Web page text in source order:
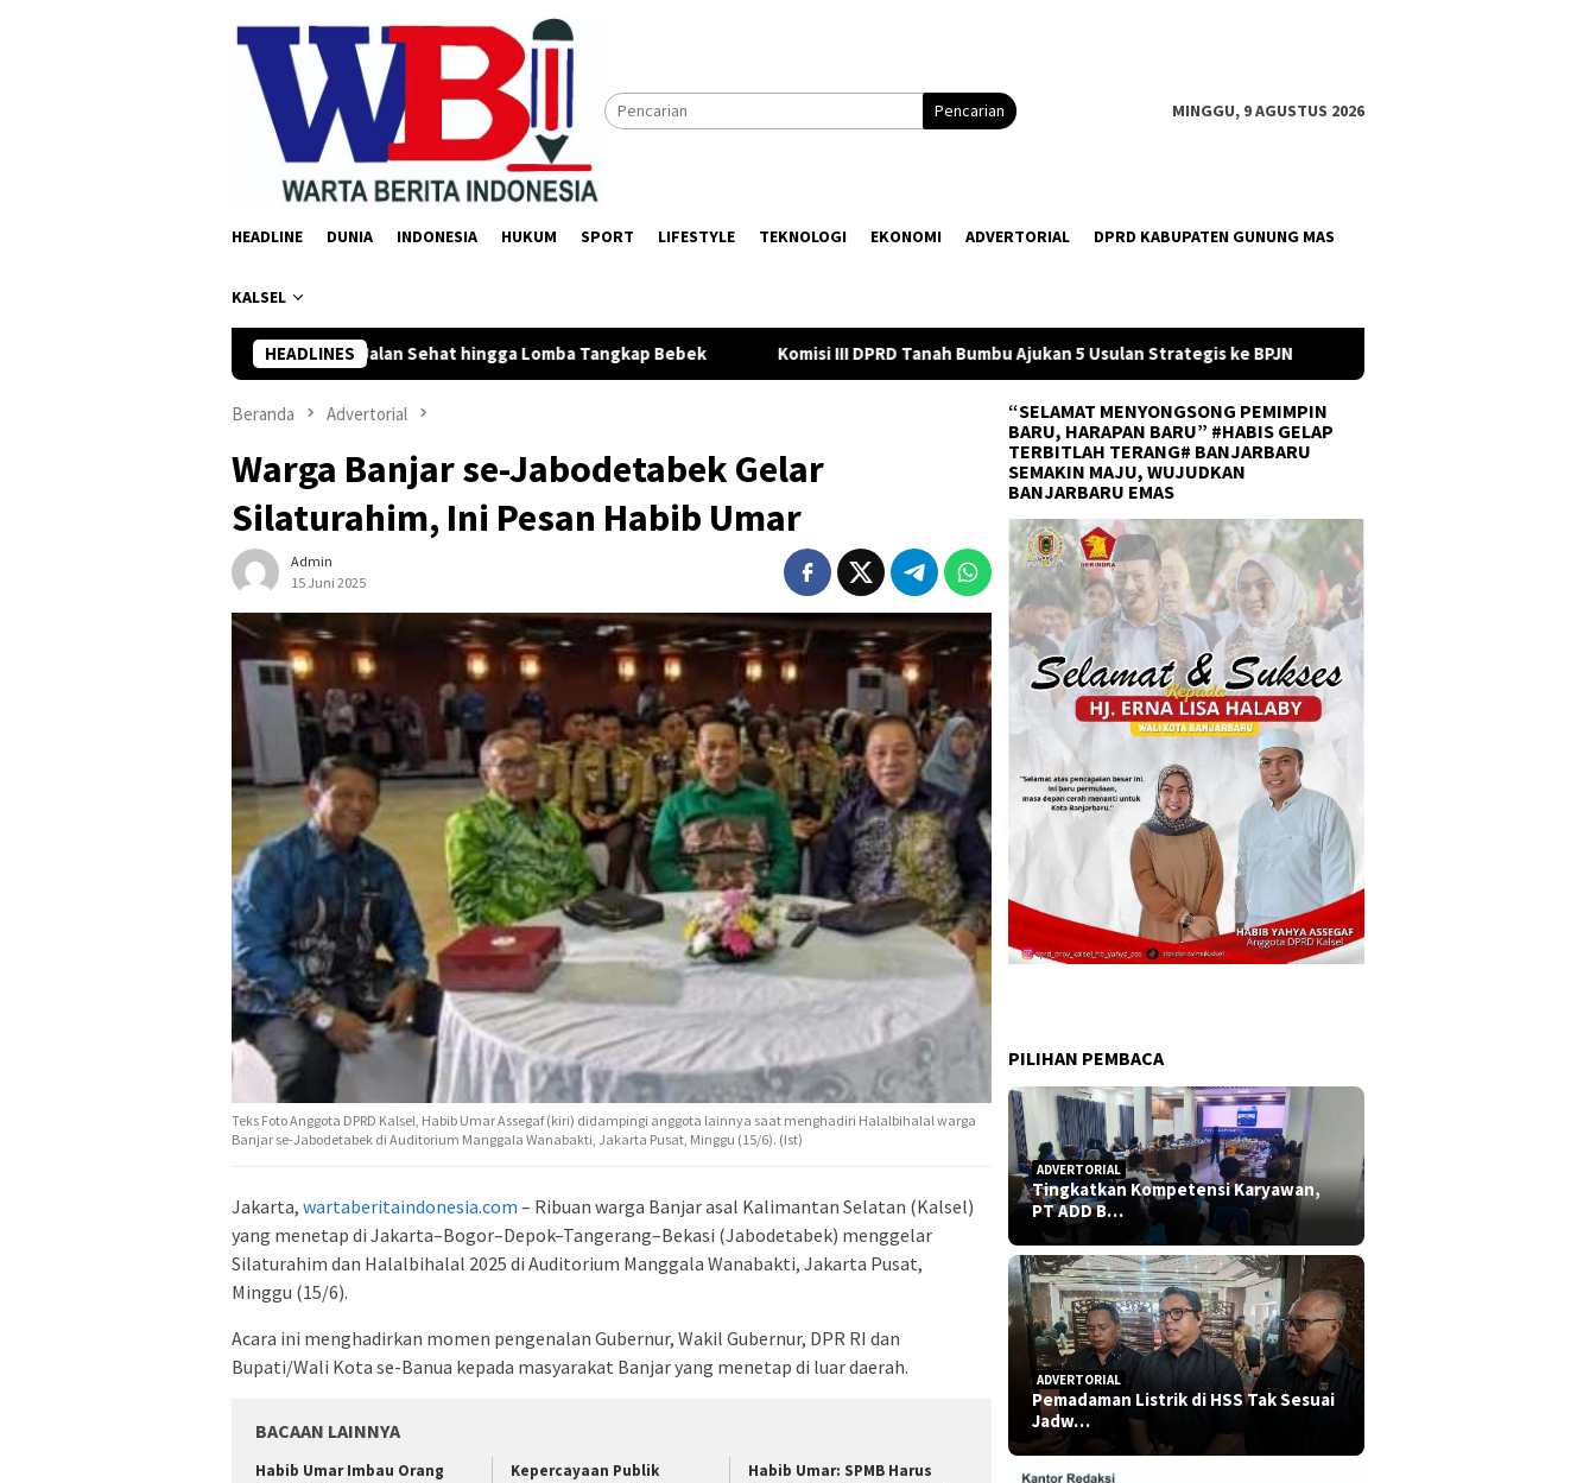
Pencarian MINGGU, 9 AGUSTUS 2026
HEADLINE DUNIA INDONESIA HUKUM SPORT LIFESTYLE TEKNOLOGI EKONOMI ADVERTORIAL DPRD KABUPATEN GUNUNG MAS
KALSEL
HEADLINES
Gelar Jalan Sehat hingga Lomba Tangkap Bebek Komisi III DPRD Tanah Bumbu Ajukan 5 Usulan Strategis ke BPJN Tingkatkan Kompetensi Karyawan, PT ADD Berkah Group
Beranda Advertorial
Warga Banjar se-Jabodetabek Gelar
Silaturahim, Ini Pesan Habib Umar
Admin
15 Juni 2025
Teks Foto Anggota DPRD Kalsel, Habib Umar Assegaf (kiri) didampingi anggota lainnya saat menghadiri Halalbihalal warga
Banjar se-Jabodetabek di Auditorium Manggala Wanabakti, Jakarta Pusat, Minggu (15/6). (Ist)
Jakarta, wartaberitaindonesia.com – Ribuan warga Banjar asal Kalimantan Selatan (Kalsel)
yang menetap di Jakarta–Bogor–Depok–Tangerang–Bekasi (Jabodetabek) menggelar
Silaturahim dan Halalbihalal 2025 di Auditorium Manggala Wanabakti, Jakarta Pusat,
Minggu (15/6).
Acara ini menghadirkan momen pengenalan Gubernur, Wakil Gubernur, DPR RI dan
Bupati/Wali Kota se-Banua kepada masyarakat Banjar yang menetap di luar daerah.
BACAAN LAINNYA
Habib Umar Imbau Orang
Kepercayaan Publik
Habib Umar: SPMB Harus
“SELAMAT MENYONGSONG PEMIMPIN
BARU, HARAPAN BARU” #HABIS GELAP
TERBITLAH TERANG# BANJARBARU
SEMAKIN MAJU, WUJUDKAN
BANJARBARU EMAS
PILIHAN PEMBACA
ADVERTORIAL
Tingkatkan Kompetensi Karyawan,
PT ADD B…
ADVERTORIAL
Pemadaman Listrik di HSS Tak Sesuai
Jadw…